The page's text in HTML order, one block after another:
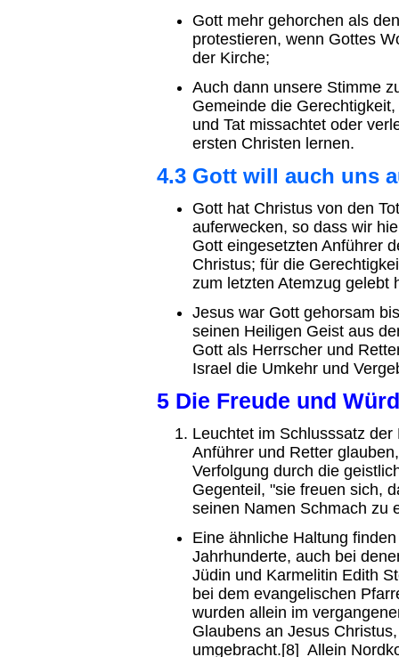
Gott mehr gehorchen als
protestieren, wenn Gottes
der Kirche;
Auch dann unsere Stimme
Gemeinde die
und Tat missachtet oder
ersten Christen lernen.
4.3 Gott will auch uns
Gott hat Christus von den
auferwecken, so dass wir
Gott eingesetzten Anführer
Christus; für die
zum letzten Atemzug gelebt
Jesus war Gott gehorsam
seinen Heiligen Geist aus
Gott als Herrscher und
Israel die Umkehr und
5 Die Freude und
Leuchtet im Schlusssatz
Anführer und Retter
Verfolgung durch die
Gegenteil, "sie freuen sich,
seinen Namen Schmach zu
Eine ähnliche Haltung
Jahrhunderte, auch bei
Jüdin und Karmelitin Edith
bei dem evangelischen
wurden allein im
Glaubens an Jesus
umgebracht.[8] Allein